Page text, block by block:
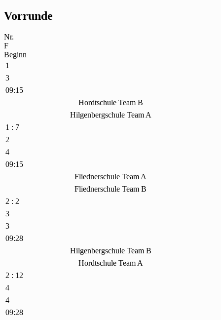
Vorrunde
Nr.
F
Beginn
1
3
09:15
Hordtschule Team B
Hilgenbergschule Team A
1 : 7
2
4
09:15
Fliednerschule Team A
Fliednerschule Team B
2 : 2
3
3
09:28
Hilgenbergschule Team B
Hordtschule Team A
2 : 12
4
4
09:28